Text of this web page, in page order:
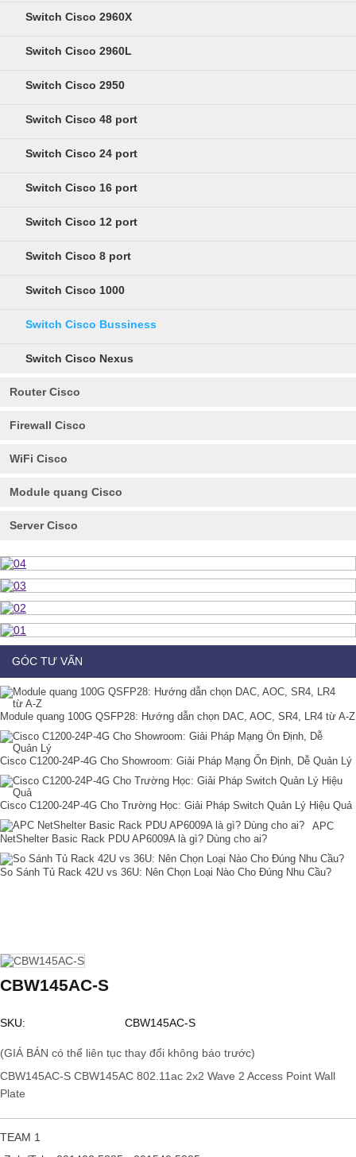
Switch Cisco 2960X
Switch Cisco 2960L
Switch Cisco 2950
Switch Cisco 48 port
Switch Cisco 24 port
Switch Cisco 16 port
Switch Cisco 12 port
Switch Cisco 8 port
Switch Cisco 1000
Switch Cisco Bussiness
Switch Cisco Nexus
Router Cisco
Firewall Cisco
WiFi Cisco
Module quang Cisco
Server Cisco
GÓC TƯ VẤN
Module quang 100G QSFP28: Hướng dẫn chọn DAC, AOC, SR4, LR4 từ A-Z
Cisco C1200-24P-4G Cho Showroom: Giải Pháp Mạng Ổn Định, Dễ Quản Lý
Cisco C1200-24P-4G Cho Trường Học: Giải Pháp Switch Quản Lý Hiệu Quả
APC
NetShelter Basic Rack PDU AP6009A là gì? Dùng cho ai?
So Sánh Tủ Rack 42U vs 36U: Nên Chọn Loại Nào Cho Đúng Nhu Cầu?
CBW145AC-S
SKU: CBW145AC-S
(GIÁ BÁN có thể liên tục thay đổi không báo trước)
CBW145AC-S CBW145AC 802.11ac 2x2 Wave 2 Access Point Wall
Plate
TEAM 1